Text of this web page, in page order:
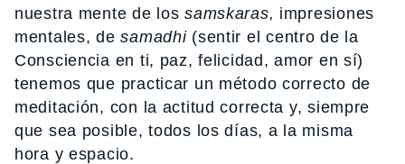
nuestra mente de lossamskaras, impresiones
mentales, desamadhi(sentir el centro de la
Consciencia en ti, paz, felicidad, amor en sí)
tenemos que practicar un método correcto de
meditación, con la actitud correcta y, siempre
que sea posible, todos los días, a la misma
hora y espacio.